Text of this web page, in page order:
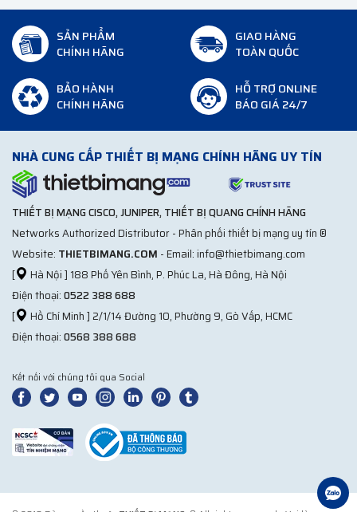
SẢN PHẨM
CHÍNH HÃNG
GIAO HÀNG
TOÀN QUỐC
BẢO HÀNH
CHÍNH HÃNG
HỖ TRỢ ONLINE
BÁO GIÁ 24/7
NHÀ CUNG CẤP THIẾT BỊ MẠNG CHÍNH HÃNG UY TÍN
THIẾT BỊ MẠNG CISCO, JUNIPER, THIẾT BỊ QUANG CHÍNH HÃNG
Networks Authorized Distributor - Phân phối thiết bị mạng uy tín ®
Website: THIETBIMANG.COM - Email: info@thietbimang.com
[
Hà Nội ] 188 Phố Yên Bình, P. Phúc La, Hà Đông, Hà Nội
Điện thoại:0522 388 688
[
Hồ Chí Minh ] 2/1/14 Đường 10, Phường 9, Gò Vấp, HCMC
Điện thoại:0568 388 688
Kết nối với chúng tôi qua Social